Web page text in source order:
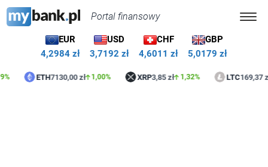
Portal finansowy
EUR
4,2984 zł
USD
3,7192 zł
CHF
4,6011 zł
GBP
5,0179 zł
ETH 7130,00 zł 1,00% XRP3,85 zł 1,32% LTC 169,37 zł